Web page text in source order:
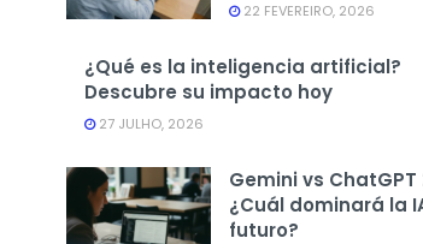
22 FEVEREIRO, 2026
¿Qué es la inteligencia artificial?
Descubre su impacto hoy
27 JULHO, 2026
Gemini vs ChatGPT
¿Cuál dominará la
futuro?